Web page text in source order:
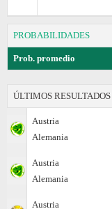
PROBABILIDADES
Prob. promedio
ÚLTIMOS RESULTADOS
Austria
Alemania
Austria
Alemania
Austria